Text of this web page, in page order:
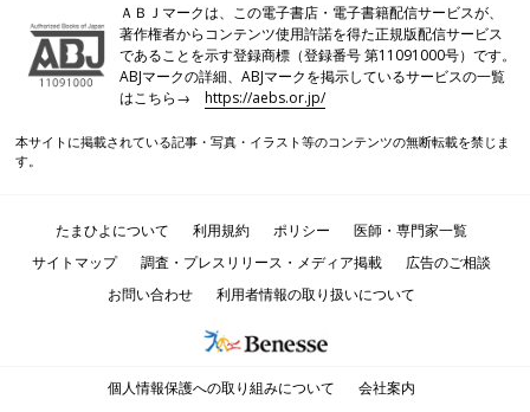
ＡＢＪマークは、この電子書店・電子書籍配信サービスが、
著作権者からコンテンツ使用許諾を得た正規版配信サービス
であることを示す登録商標（登録番号 第11091000号）です。
ABJマークの詳細、ABJマークを掲示しているサービスの一覧
はこちら→https://aebs.or.jp/
本サイトに掲載されている記事・写真・イラスト等のコンテンツの無断転載を禁じま
す。
たまひよについて 利用規約 ポリシー
医師・専門家一覧
サイトマップ
調査・プレスリリース・メディア掲載
広告のご相談
お問い合わせ
利用者情報の取り扱いについて
個人情報保護への取り組みについて 会社案内